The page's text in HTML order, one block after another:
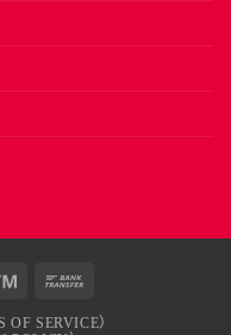
Atm
OF SERVICE）